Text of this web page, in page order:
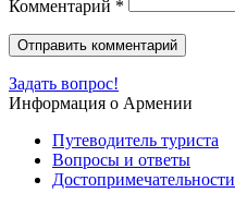
Комментарий *
Задать вопрос!
Информация о Армении
Путеводитель туриста
Вопросы и ответы
Достопримечательности